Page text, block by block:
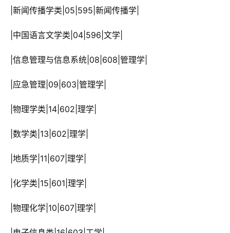
|新闻传播学类|05|595|新闻传播学|
|中国语言文学类|04|596|文学|
|信息管理与信息系统|08|608|管理学|
|应急管理|09|603|管理学|
|物理学类|14|602|理学|
|数学类|13|602|理学|
|地质学|11|607|理学|
|化学类|15|601|理学|
|物理化学|10|607|理学|